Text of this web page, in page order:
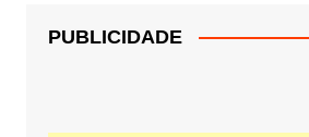
PUBLICIDADE